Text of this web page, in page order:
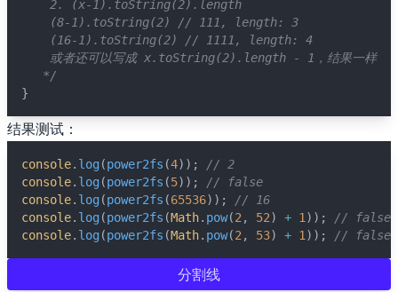
    2. (x-1).toString(2).length
    (8-1).toString(2) // 111, length: 3
    (16-1).toString(2) // 1111, length: 4
    或者还可以写成 x.toString(2).length - 1，结果一样
   */
}
结果测试：
console. log (power2fs (4));
// 2
console. log (power2fs (5));
// false
console. log (power2fs (65536));
// 16
console. log (power2fs (Math. pow(2 , 52) + 1 ));
// false
console. log (power2fs (Math. pow(2 , 53) + 1 )); // false
分割线